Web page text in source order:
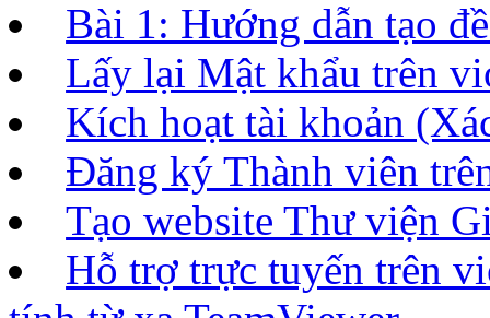
Bài 1: Hướng dẫn tạo
Lấy lại Mật khẩu trên
Kích hoạt tài khoản
Đăng ký Thành viên
Tạo website Thư viện
Hỗ trợ trực tuyến trên